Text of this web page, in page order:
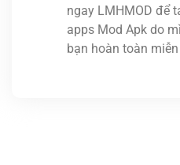
ngay LMHMOD để
apps Mod Apk do
bạn hoàn toàn